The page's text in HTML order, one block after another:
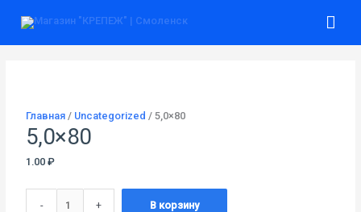
Главная / Uncategorized / 5,0×80
5,0×80
1.00₽
- + В корзину